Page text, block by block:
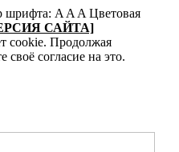
шрифта: A A A Цветовая
САЙТА]
cookie. Продолжая
своё согласие на это.